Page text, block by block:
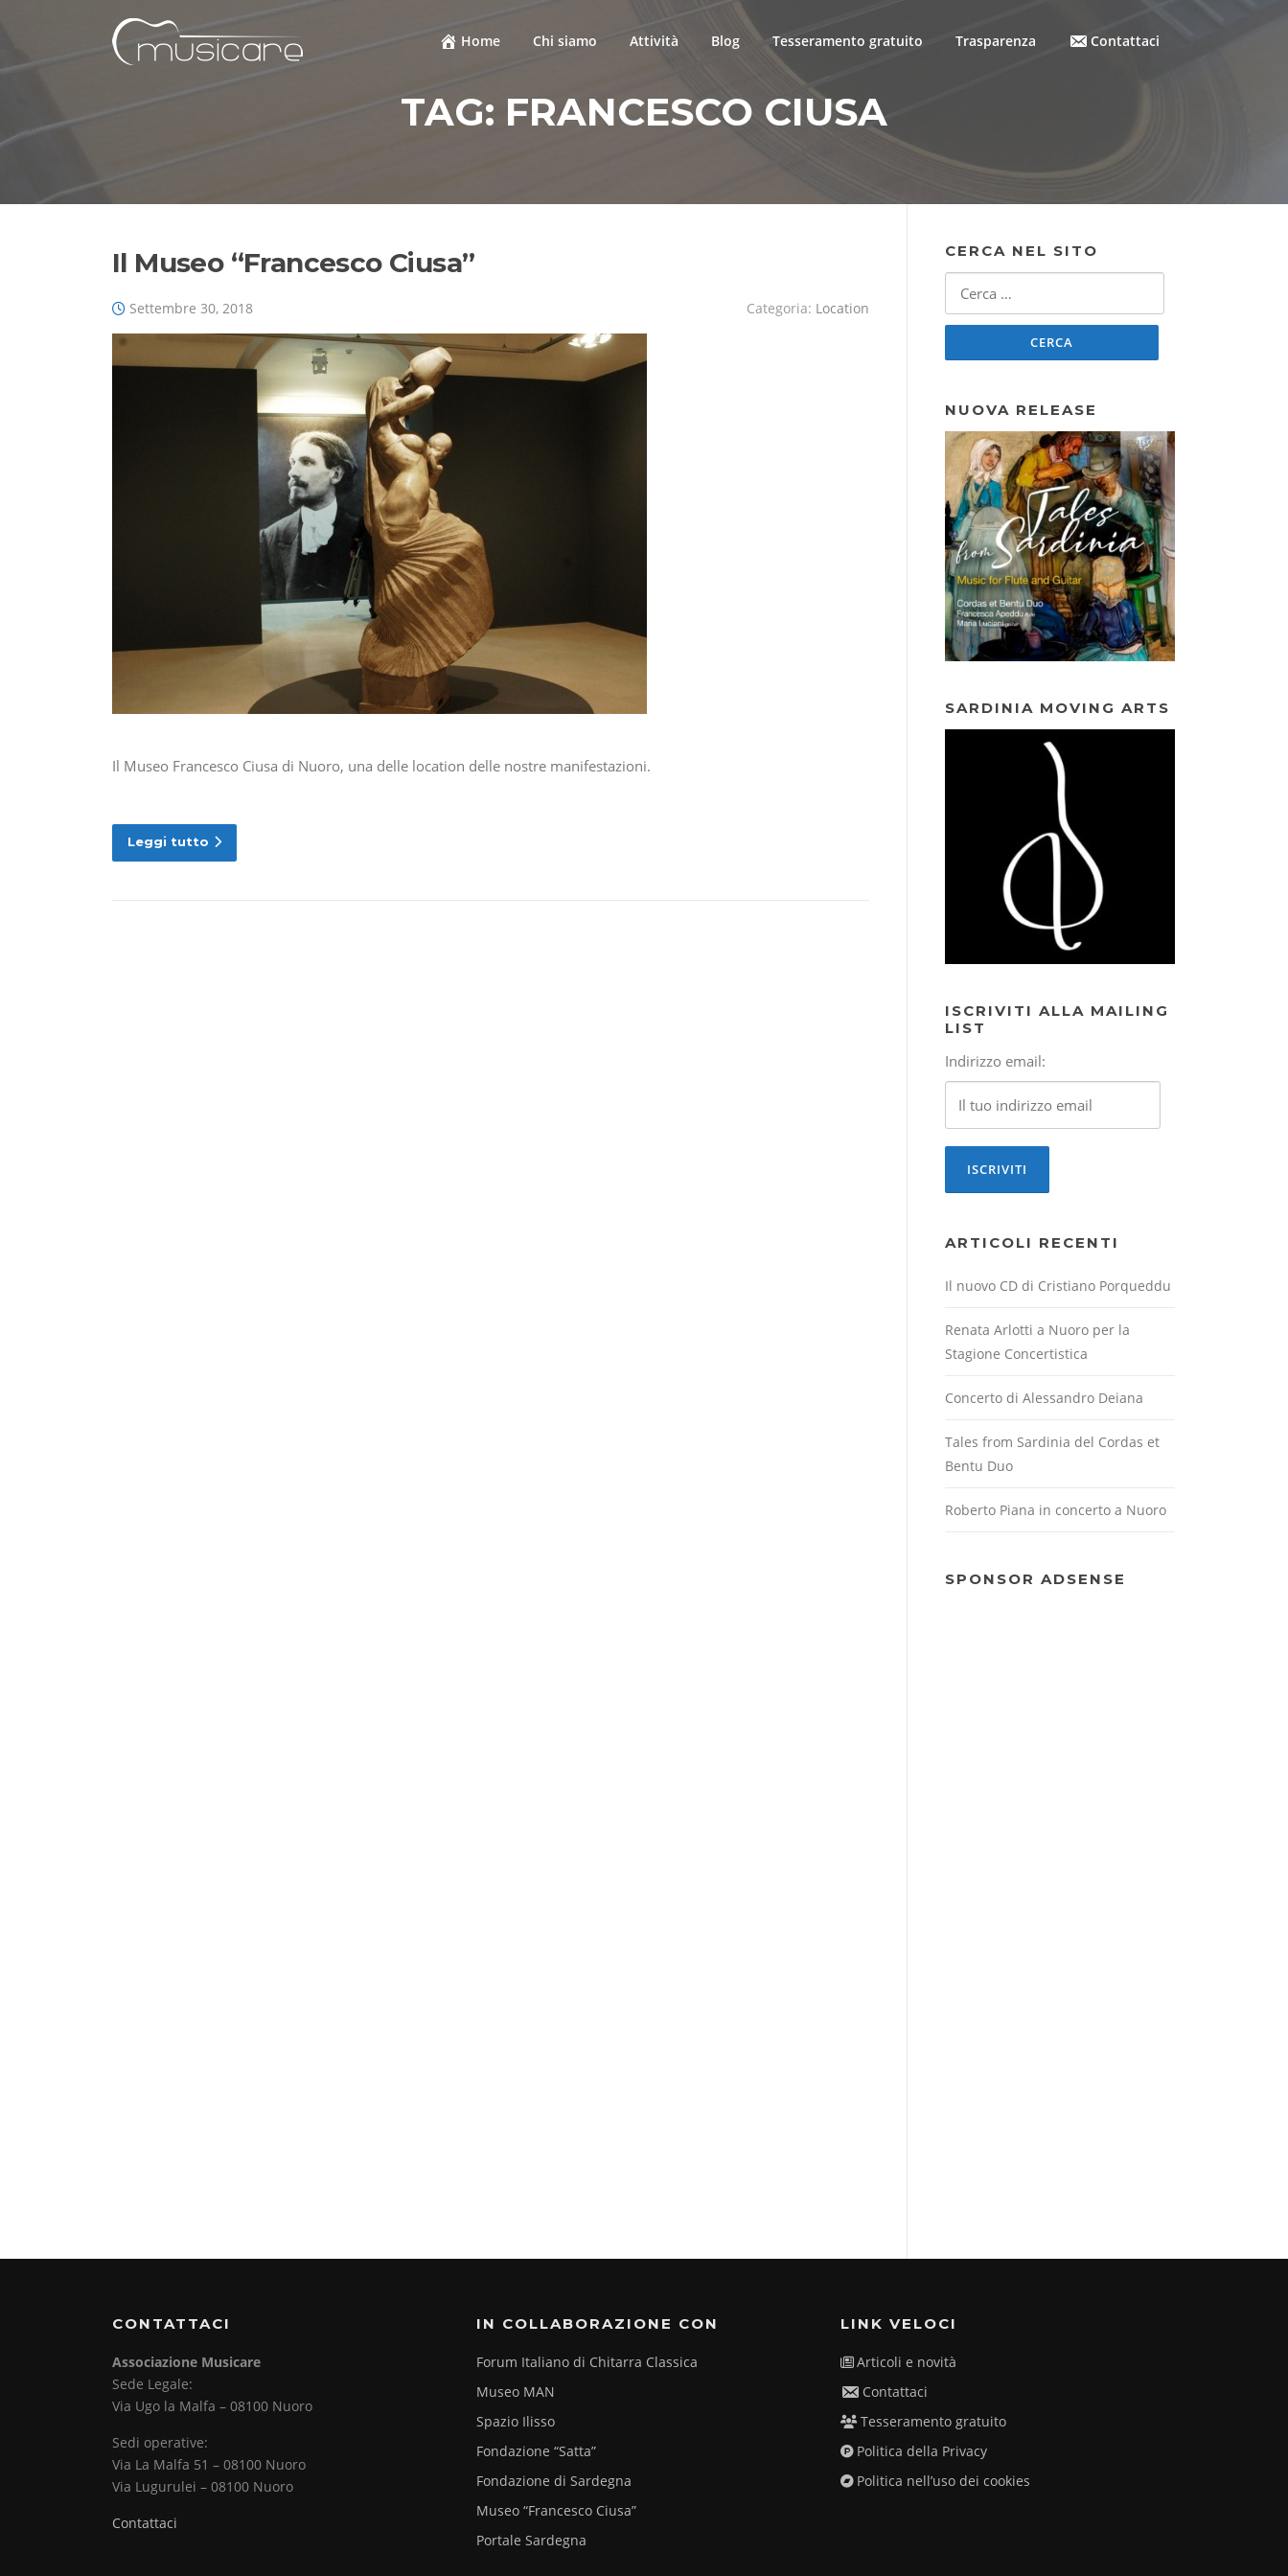
contenuto
Home Chi siamo Attività Blog Tesseramento gratuito Trasparenza Contattaci
TAG: FRANCESCO CIUSA
Il Museo “Francesco Ciusa”
Settembre 30, 2018 Categoria: Location
Il Museo Francesco Ciusa di Nuoro, una delle location delle nostre manifestazioni.
Leggi tutto
CERCA NEL SITO
NUOVA RELEASE
SARDINIA MOVING ARTS
ISCRIVITI ALLA MAILING
LIST
Indirizzo email:
ARTICOLI RECENTI
Il nuovo CD di Cristiano Porqueddu
Renata Arlotti a Nuoro per la
Stagione Concertistica
Concerto di Alessandro Deiana
Tales from Sardinia del Cordas et
Bentu Duo
Roberto Piana in concerto a Nuoro
SPONSOR ADSENSE
CONTATTACI
Associazione Musicare
Sede Legale:
Via Ugo la Malfa – 08100 Nuoro
Sedi operative:
Via La Malfa 51 – 08100 Nuoro
Via Lugurulei – 08100 Nuoro
Contattaci
IN COLLABORAZIONE CON
Forum Italiano di Chitarra Classica
Museo MAN
Spazio Ilisso
Fondazione “Satta”
Fondazione di Sardegna
Museo “Francesco Ciusa”
Portale Sardegna
LINK VELOCI
Articoli e novità
Contattaci
Tesseramento gratuito
Politica della Privacy
Politica nell’uso dei cookies